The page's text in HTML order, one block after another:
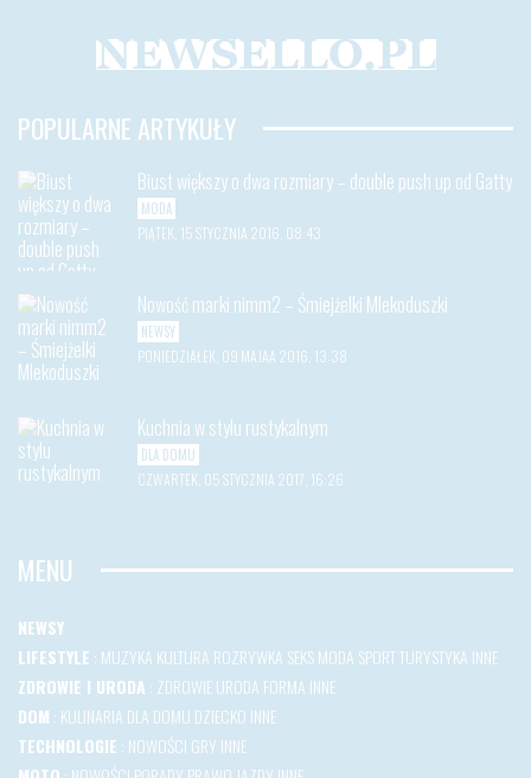
POPULARNE ARTYKUŁY
Biust większy o dwa rozmiary – double push up od Gatty
MODA
PIĄTEK, 15 STYCZNIA 2016, 08:43
Nowość marki nimm2 – Śmiejżelki Mlekoduszki
NEWSY
PONIEDZIAŁEK, 09 MAJAA 2016, 13:38
Kuchnia w stylu rustykalnym
DLA DOMU
CZWARTEK, 05 STYCZNIA 2017, 16:26
MENU
NEWSY
LIFESTYLE : MUZYKA KULTURA ROZRYWKA SEKSMODA SPORTTURYSTYKA INNE
ZDROWIE I URODA : ZDROWIEURODA FORMA INNE
DOM : KULINARIA DLA DOMU DZIECKO INNE
TECHNOLOGIE : NOWOŚCI GRY INNE